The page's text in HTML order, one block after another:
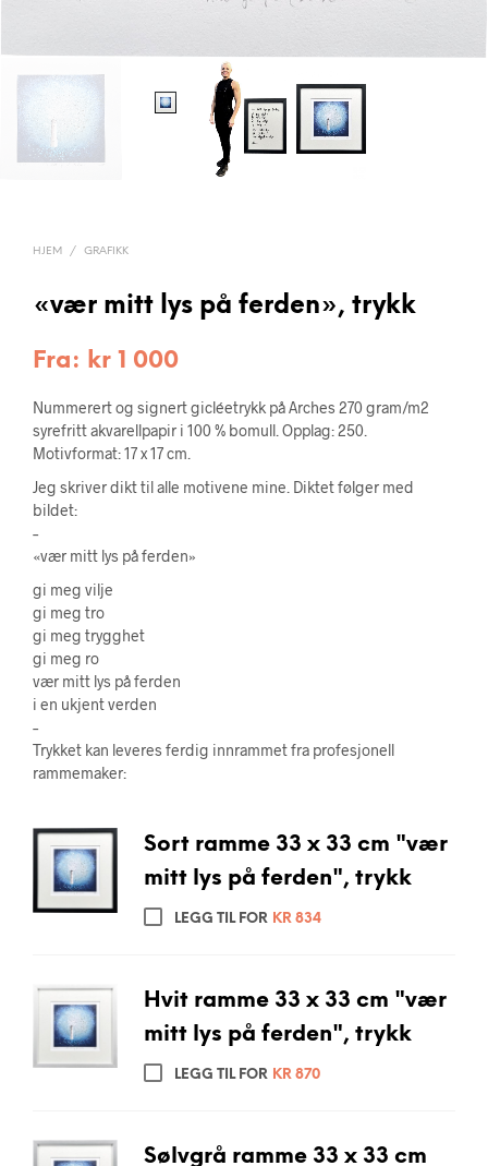
HJEM / GRAFIKK
«vær mitt lys på ferden», trykk
Fra: kr 1 000
Nummerert og signert gicléetrykk på Arches 270 gram/m2
syrefritt akvarellpapir i 100 % bomull. Opplag: 250.
Motivformat: 17 x 17 cm.
Jeg skriver dikt til alle motivene mine. Diktet følger med
bildet:
–
«vær mitt lys på ferden»
gi meg vilje
gi meg tro
gi meg trygghet
gi meg ro
vær mitt lys på ferden
i en ukjent verden
–
Trykket kan leveres ferdig innrammet fra profesjonell
rammemaker:
Sort ramme 33 x 33 cm "vær
mitt lys på ferden", trykk
LEGG TIL FOR KR834
Hvit ramme 33 x 33 cm "vær
mitt lys på ferden", trykk
LEGG TIL FOR KR870
Sølvgrå ramme 33 x 33 cm